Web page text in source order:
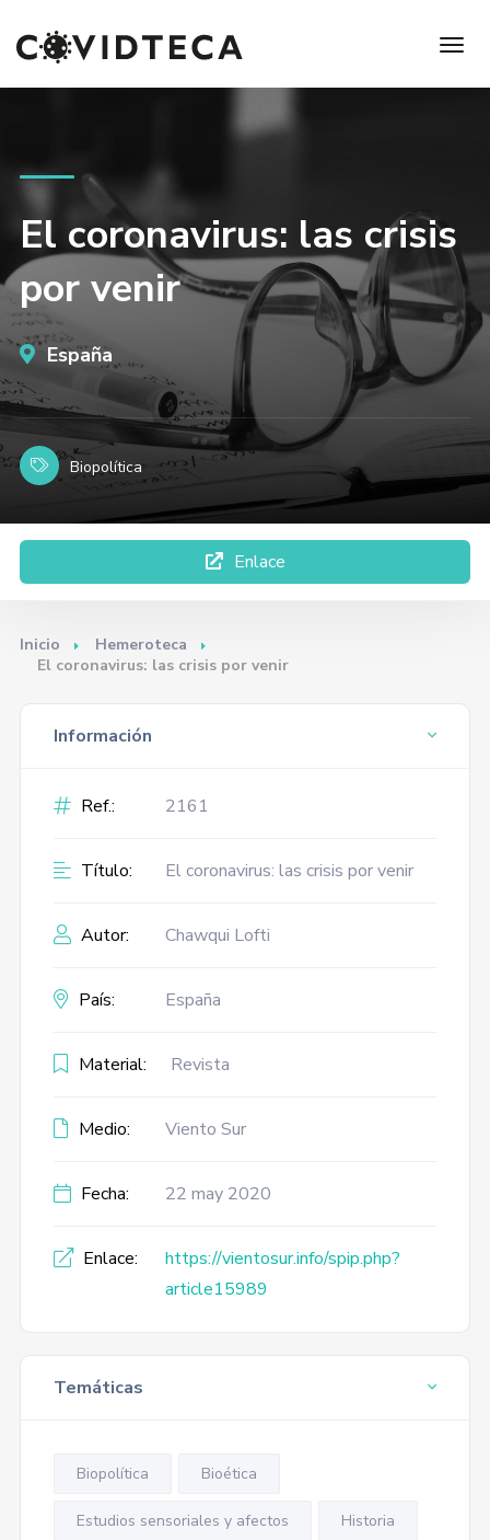
El coronavirus: las crisis
por venir
España
Biopolítica
Enlace
Inicio
Hemeroteca
El coronavirus: las crisis por venir
Información
Ref.: 2161
Título: El coronavirus: las crisis por venir
Autor: Chawqui Lofti
País: España
Material: Revista
Medio: Viento Sur
Fecha: 22 may 2020
Enlace:
https://vientosur.info/spip.php?
article15989
Temáticas
Biopolítica Bioética
Estudios sensoriales y afectos Historia